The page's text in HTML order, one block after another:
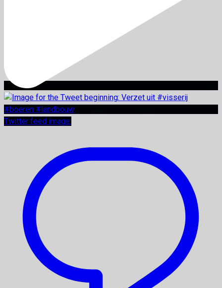
Twitter feed image.